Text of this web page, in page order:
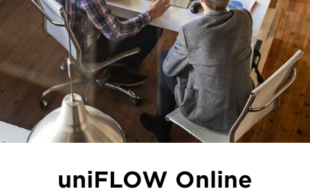
uniFLOW Online